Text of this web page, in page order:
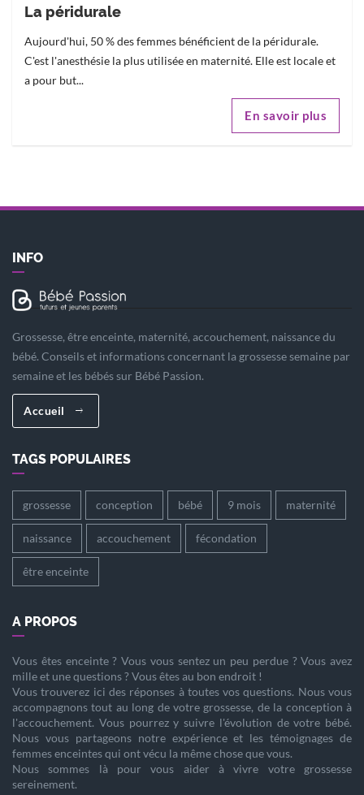
La péridurale
Aujourd'hui, 50 % des femmes bénéficient de la péridurale.
C'est l'anesthésie la plus utilisée en maternité. Elle est locale et
a pour but...
En savoir plus
INFO
Grossesse, être enceinte, maternité, accouchement, naissance du
bébé. Conseils et informations concernant la grossesse semaine par
semaine et les bébés sur Bébé Passion.
Accueil
TAGS POPULAIRES
grossesse conception bébé 9 mois maternité
naissance accouchement fécondation
être enceinte
A PROPOS
Vous êtes enceinte? Vous vous sentez un peu perdue ? Vous avez
mille et une questions ? Vous êtes au bon endroit !
Vous trouverez ici des réponses à toutes vos questions. Nous vous
accompagnons tout au long de votre grossesse, de la conception à
l'accouchement. Vous pourrez y suivre l'évolution de votre bébé.
Nous vous partageons notre expérience et les témoignages de
femmes enceintes qui ont vécu la même chose que vous.
Nous sommes là pour vous aider à vivre votre grossesse
sereinement.